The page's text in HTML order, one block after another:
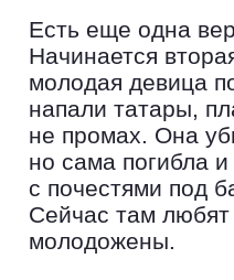
Есть еще одна
Начинается
молодая девица
напали татары,
не промах. Она
но сама погибла
с почестями под
Сейчас там любят
молодожены.